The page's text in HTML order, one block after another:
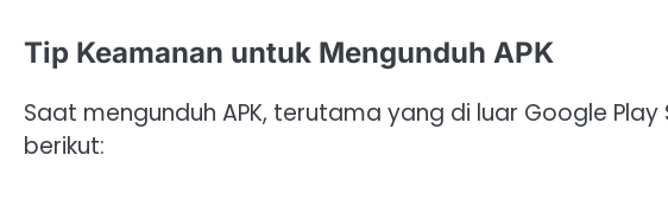
Tip Keamanan untuk Mengunduh APK
Saat mengunduh APK, terutama yang di luar Google
berikut: